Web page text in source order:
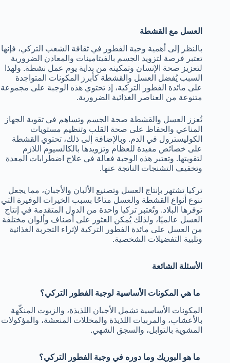
العسل مع القشطة
بالنظر إلى أهمية وجبة الفطور في ثقافة الشعب التركي، فإنها
تعتبر فرصة لتزويد الجسم بالفيتامينات والمعادن الضرورية
لتعزيز صحة الإنسان وتمكينه من بداية يوم عمل نشطة. ولهذا
السبب يُفضل العسل والقشطة كأبرز المكونات المتواجدة
على مائدة الفطور التركية، إذ تحتوي هذه الوجبة على مجموعة
متنوعة من العناصر الغذائية الضرورية.
تُعزز العسل والقشطة صحة الجسم وتساهم في تقوية الجهاز
المناعي والحفاظ على صحة القلب وتنظيم مستويات
الكوليسترول في الدم. وبالإضافة إلى ذلك، تحتوي القشطة
على خصائص مفيدة للعظام وتزويدها بالكالسيوم اللازم
لتقويتها. وتعتبر هذه الوجبة فعالة في علاج اضطرابات المعدة
وتخفيف التشنجات الناتجة عنها.
تركيا تشتهر بإنتاج العسل وتصنيع الألبان والأجبان، مما يجعل
تنوع أنواع القشطة والعسل متاحًا بسبب الخيرات الوفيرة التي
توفرها البلاد. وتُعتبر تركيا واحدة من الدول المتقدمة في إنتاج
العسل عالميًا، ولذلك يُمكن العثور على أصناف وألوان مختلفة
من العسل على مائدة الفطور التركية لإثراء التجربة الغذائية
وتلبية التفضيلات الشخصية.
الأسئلة الشائعة
المكونات الأساسية تشمل الأجبان اللذيذة، والزيوت المنكّهة
بالأعشاب، والمربيات اللذيذة والمخللات المنعشة، والمؤكولات
المشوية بالتوابل، والسجق الشهي.